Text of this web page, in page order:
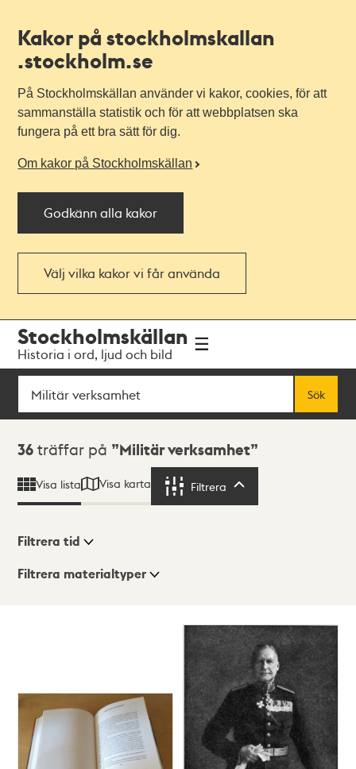
Kakor på stockholmskallan
.stockholm.se
På Stockholmskällan använder vi kakor, cookies, för att
sammanställa statistik och för att webbplatsen ska
fungera på ett bra sätt för dig.
Om kakor på Stockholmskällan
Godkänn alla kakor
Välj vilka kakor vi får använda
navigationen
huvudinnehållet
Stockholmskällan
Historia i ord, ljud och bild
Sök
Sök
Sökresultat
36 träffar på Militär verksamhet
Visa lista Visa karta Filtrera
Visningsläge
Filtrera tid
Filtrera materialtyper